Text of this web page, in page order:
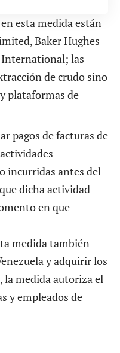
esta medida están
Baker Hughes
las
de crudo sino
plataformas de
pagos de facturas de
incurridas antes del
dicha actividad
en que
medida también
y adquirir los
la medida autoriza el
y empleados de